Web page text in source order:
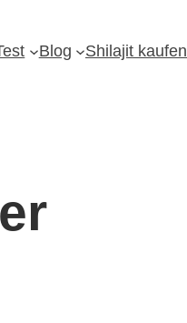
Blog Shilajit kaufen